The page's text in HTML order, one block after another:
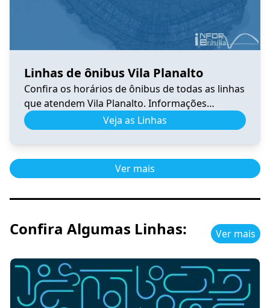
Linhas de ônibus Vila Planalto
Confira os horários de ônibus de todas as linhas
que atendem Vila Planalto. Informações
atualizadas, itinerários completos e facilidades
para planejar sua viagem no DF.
Veja as Linhas
Ver mais
Confira Algumas Linhas: Ver mais